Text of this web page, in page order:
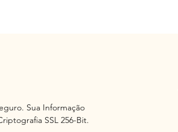
Sua Informação
SSL 256-Bit.